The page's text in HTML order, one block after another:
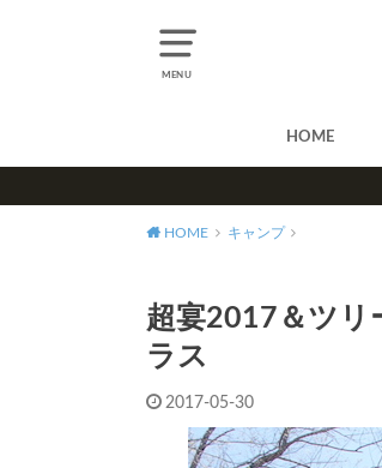
MENU
HOME
HOME キャンプ
超宴2017＆ツリ
ラス
2017-05-30